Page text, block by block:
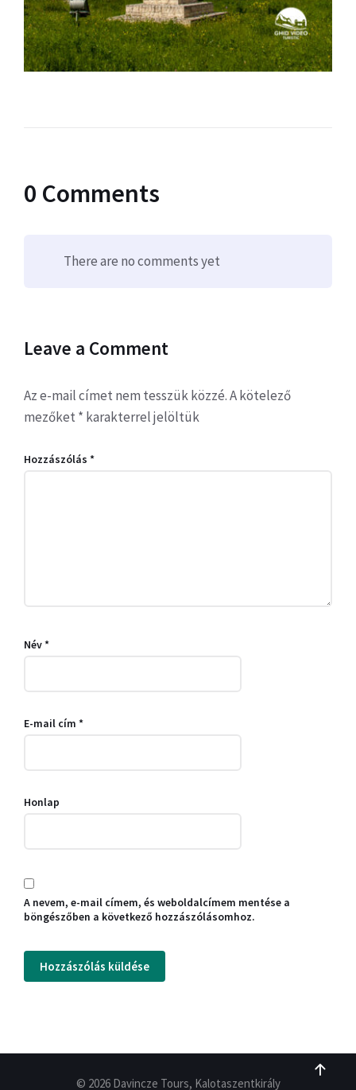
0 Comments
There are no comments yet
Leave a Comment
Az e-mail címet nem tesszük közzé.A kötelező
mezőket * karakterrel jelöltük
Hozzászólás *
Név*
E-mail cím *
Honlap
A nevem, e-mail címem, és weboldalcímem mentése a
böngészőben a következő hozzászólásomhoz.
© 2026 Davincze Tours, Kalotaszentkirály